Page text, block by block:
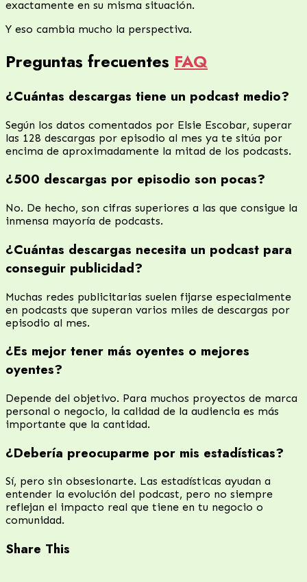
exactamente en su misma situación.
Y eso cambia mucho la perspectiva.
Preguntas frecuentes FAQ
¿Cuántas descargas tiene un podcast medio?
Según los datos comentados por Elsie Escobar, superar
las 128 descargas por episodio al mes ya te sitúa por
encima de aproximadamente la mitad de los podcasts.
¿500 descargas por episodio son pocas?
No. De hecho, son cifras superiores a las que consigue la
inmensa mayoría de podcasts.
¿Cuántas descargas necesita un podcast para
conseguir publicidad?
Muchas redes publicitarias suelen fijarse especialmente
en podcasts que superan varios miles de descargas por
episodio al mes.
¿Es mejor tener más oyentes o mejores
oyentes?
Depende del objetivo. Para muchos proyectos de marca
personal o negocio, la calidad de la audiencia es más
importante que la cantidad.
¿Debería preocuparme por mis estadísticas?
Sí, pero sin obsesionarte. Las estadísticas ayudan a
entender la evolución del podcast, pero no siempre
reflejan el impacto real que tiene en tu negocio o
comunidad.
Share This